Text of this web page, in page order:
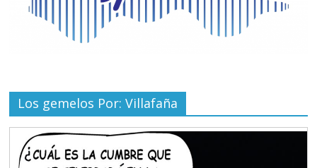
Los gemelos Por: Villafaña